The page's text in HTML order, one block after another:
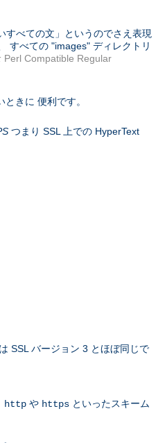
すべての文」というのでさえ表現
すべての "images" ディレクトリ
Perl Compatible Regular
きに 便利です。
つまり SSL 上での HyperText
SSL バージョン 3 とほぼ同じで
http や https といったスキーム